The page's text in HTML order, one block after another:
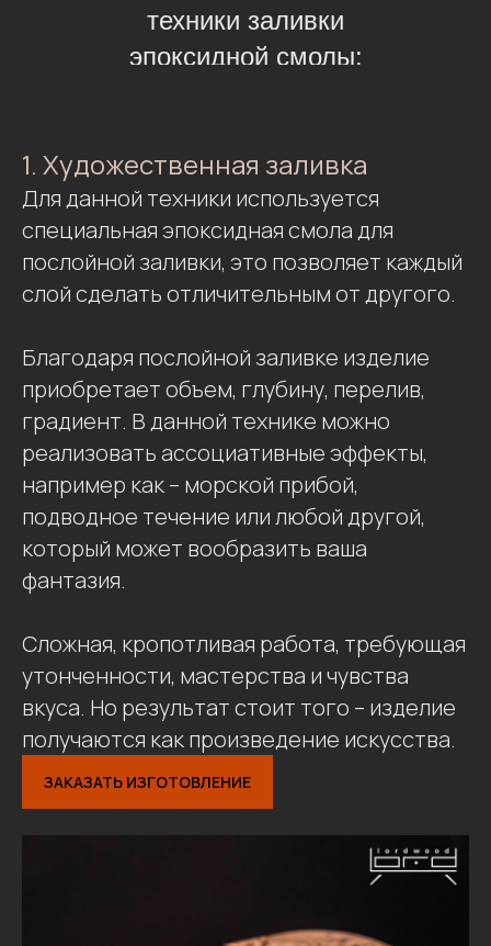
техники заливки
эпоксидной смолы:
1. Художественная заливка
Для данной техники используется
специальная эпоксидная смола для
послойной заливки, это позволяет каждый
слой сделать отличительным от другого.
Благодаря послойной заливке изделие
приобретает объем, глубину, перелив,
градиент. В данной технике можно
реализовать ассоциативные эффекты,
например как – морской прибой,
подводное течение или любой другой,
который может вообразить ваша
фантазия.
Сложная, кропотливая работа, требующая
утонченности, мастерства и чувства
вкуса. Но результат стоит того – изделие
получаются как произведение искусства.
ЗАКАЗАТЬ ИЗГОТОВЛЕНИЕ